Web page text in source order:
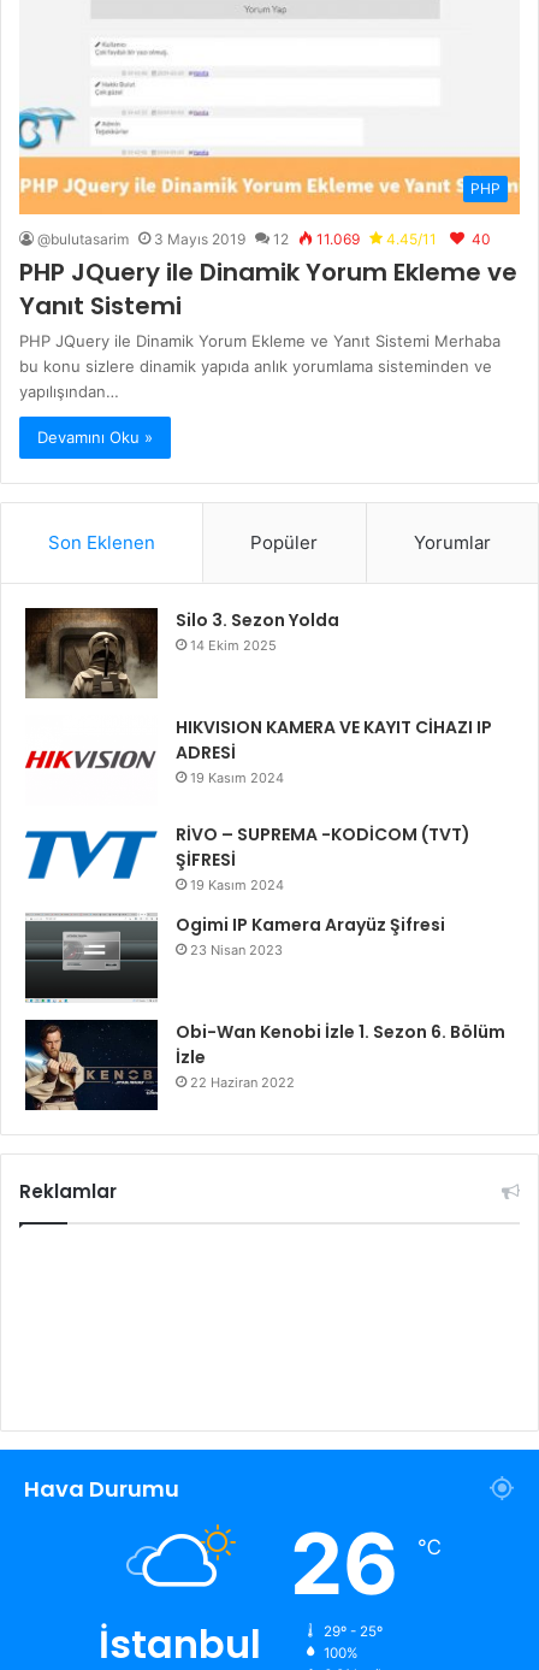
PHP
@bulutasarim 3 Mayıs 2019 12 11.069 4.45/11 40
PHP JQuery ile Dinamik Yorum Ekleme ve
Yanıt Sistemi
PHP JQuery ile Dinamik Yorum Ekleme ve Yanıt Sistemi Merhaba
bu konu sizlere dinamik yapıda anlık yorumlama sisteminden ve
yapılışından…
Devamını Oku »
Son Eklenen Popüler Yorumlar
Silo 3. Sezon Yolda
14 Ekim 2025
HIKVISION KAMERA VE KAYIT CİHAZI IP
ADRESİ
19 Kasım 2024
RİVO – SUPREMA -KODİCOM (TVT)
ŞİFRESİ
19 Kasım 2024
Ogimi IP Kamera Arayüz Şifresi
23 Nisan 2023
Obi-Wan Kenobi İzle 1. Sezon 6. Bölüm
İzle
22 Haziran 2022
Reklamlar
Hava Durumu
İstanbul
26 ℃
29º - 25º
100%